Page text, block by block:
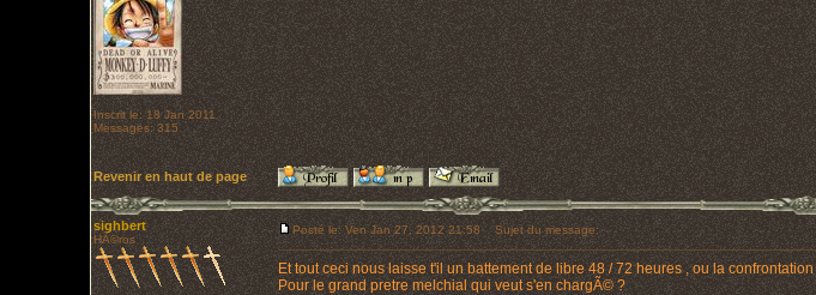
Inscrit le: 18 Jan 2011
Messages: 315
Revenir en haut de page
sighbert
HÃ©ros
Posté le: Ven Jan 27, 2012 21:58 Sujet du message:
Et tout ceci nous laisse t'il un battement de libre 48 / 72 heures , ou la
Pour le grand pretre melchial qui veut s'en chargÃ© ?